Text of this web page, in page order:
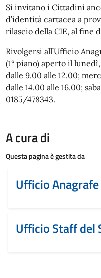
Si invitano i Cittadini
d’identità cartacea a
rilascio della CIE, al fine
Rivolgersi all’Ufficio
(1° piano) aperto il
dalle 9.00 alle 12.00;
dalle 14.00 alle 16.00;
0185/478343.
A cura di
Questa pagina è gestita da
Ufficio Anagrafe
Ufficio Staff del